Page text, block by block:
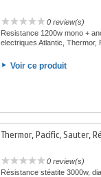
0 review(s)
Resistance 1200w mono +
electriques Atlantic, Thermor,
Voir ce produit
Thermor, Pacific, Sauter,
0 review(s)
Résistance stéatite 3000w,